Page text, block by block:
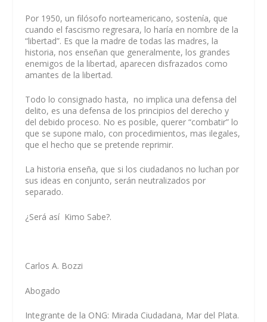
Por 1950, un filósofo norteamericano, sostenía, que
cuando el fascismo regresara, lo haría en nombre de la
“libertad”. Es que la madre de todas las madres, la
historia, nos enseñan que generalmente, los grandes
enemigos de la libertad, aparecen disfrazados como
amantes de la libertad.
Todo lo consignado hasta, no implica una defensa del
delito, es una defensa de los principios del derecho y
del debido proceso. No es posible, querer “combatir” lo
que se supone malo, con procedimientos, mas ilegales,
que el hecho que se pretende reprimir.
La historia enseña, que si los ciudadanos no luchan por
sus ideas en conjunto, serán neutralizados por
separado.
¿Será así Kimo Sabe?.
Carlos A. Bozzi
Abogado
Integrante de la ONG: Mirada Ciudadana, Mar del Plata.